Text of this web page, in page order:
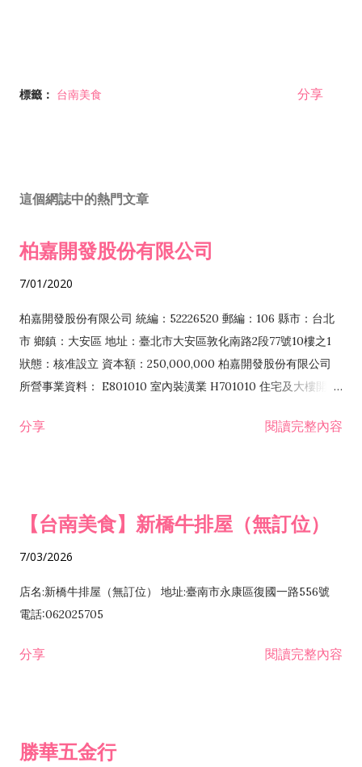
標籤： 台南美食 分享
這個網誌中的熱門文章
柏嘉開發股份有限公司
7/01/2020
柏嘉開發股份有限公司 統編：52226520 郵編：106 縣市：台北
市 鄉鎮：大安區 地址：臺北市大安區敦化南路2段77號10樓之1
狀態：核准設立 資本額：250,000,000 柏嘉開發股份有限公司
所營事業資料： E801010 室內裝潢業 H701010 住宅及大樓開發
發業 H703090 不動產買賣業 H703100 不動產租賃業 I503010
分享 閱讀完整內容
【台南美食】新橋牛排屋（無訂位）
7/03/2026
店名:新橋牛排屋（無訂位） 地址:臺南市永康區復國一路556號
電話:062025705
分享 閱讀完整內容
勝華五金行